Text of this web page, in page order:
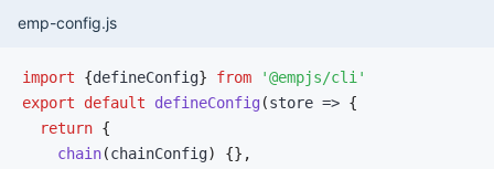
emp-config.js
import {defineConfig} from
'@empjs/cli'
export
default defineConfig (store => {
return {
chain(chainConfig) {} ,